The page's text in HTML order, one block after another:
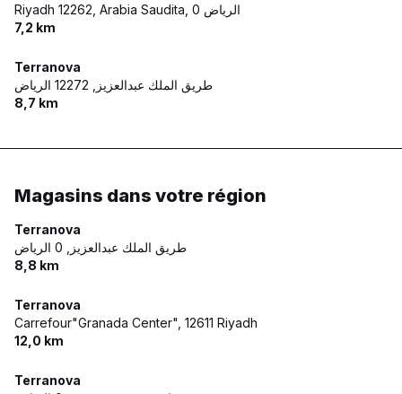
Riyadh 12262, Arabia Saudita,
0 الرياض
7,2 km
Terranova
طريق الملك عبدالعزيز,
12272 الرياض
8,7 km
Magasins dans votre région
Terranova
طريق الملك عبدالعزيز,
0 الرياض
8,8 km
Terranova
Carrefour"Granada Center", 12611 Riyadh
12,0 km
Terranova